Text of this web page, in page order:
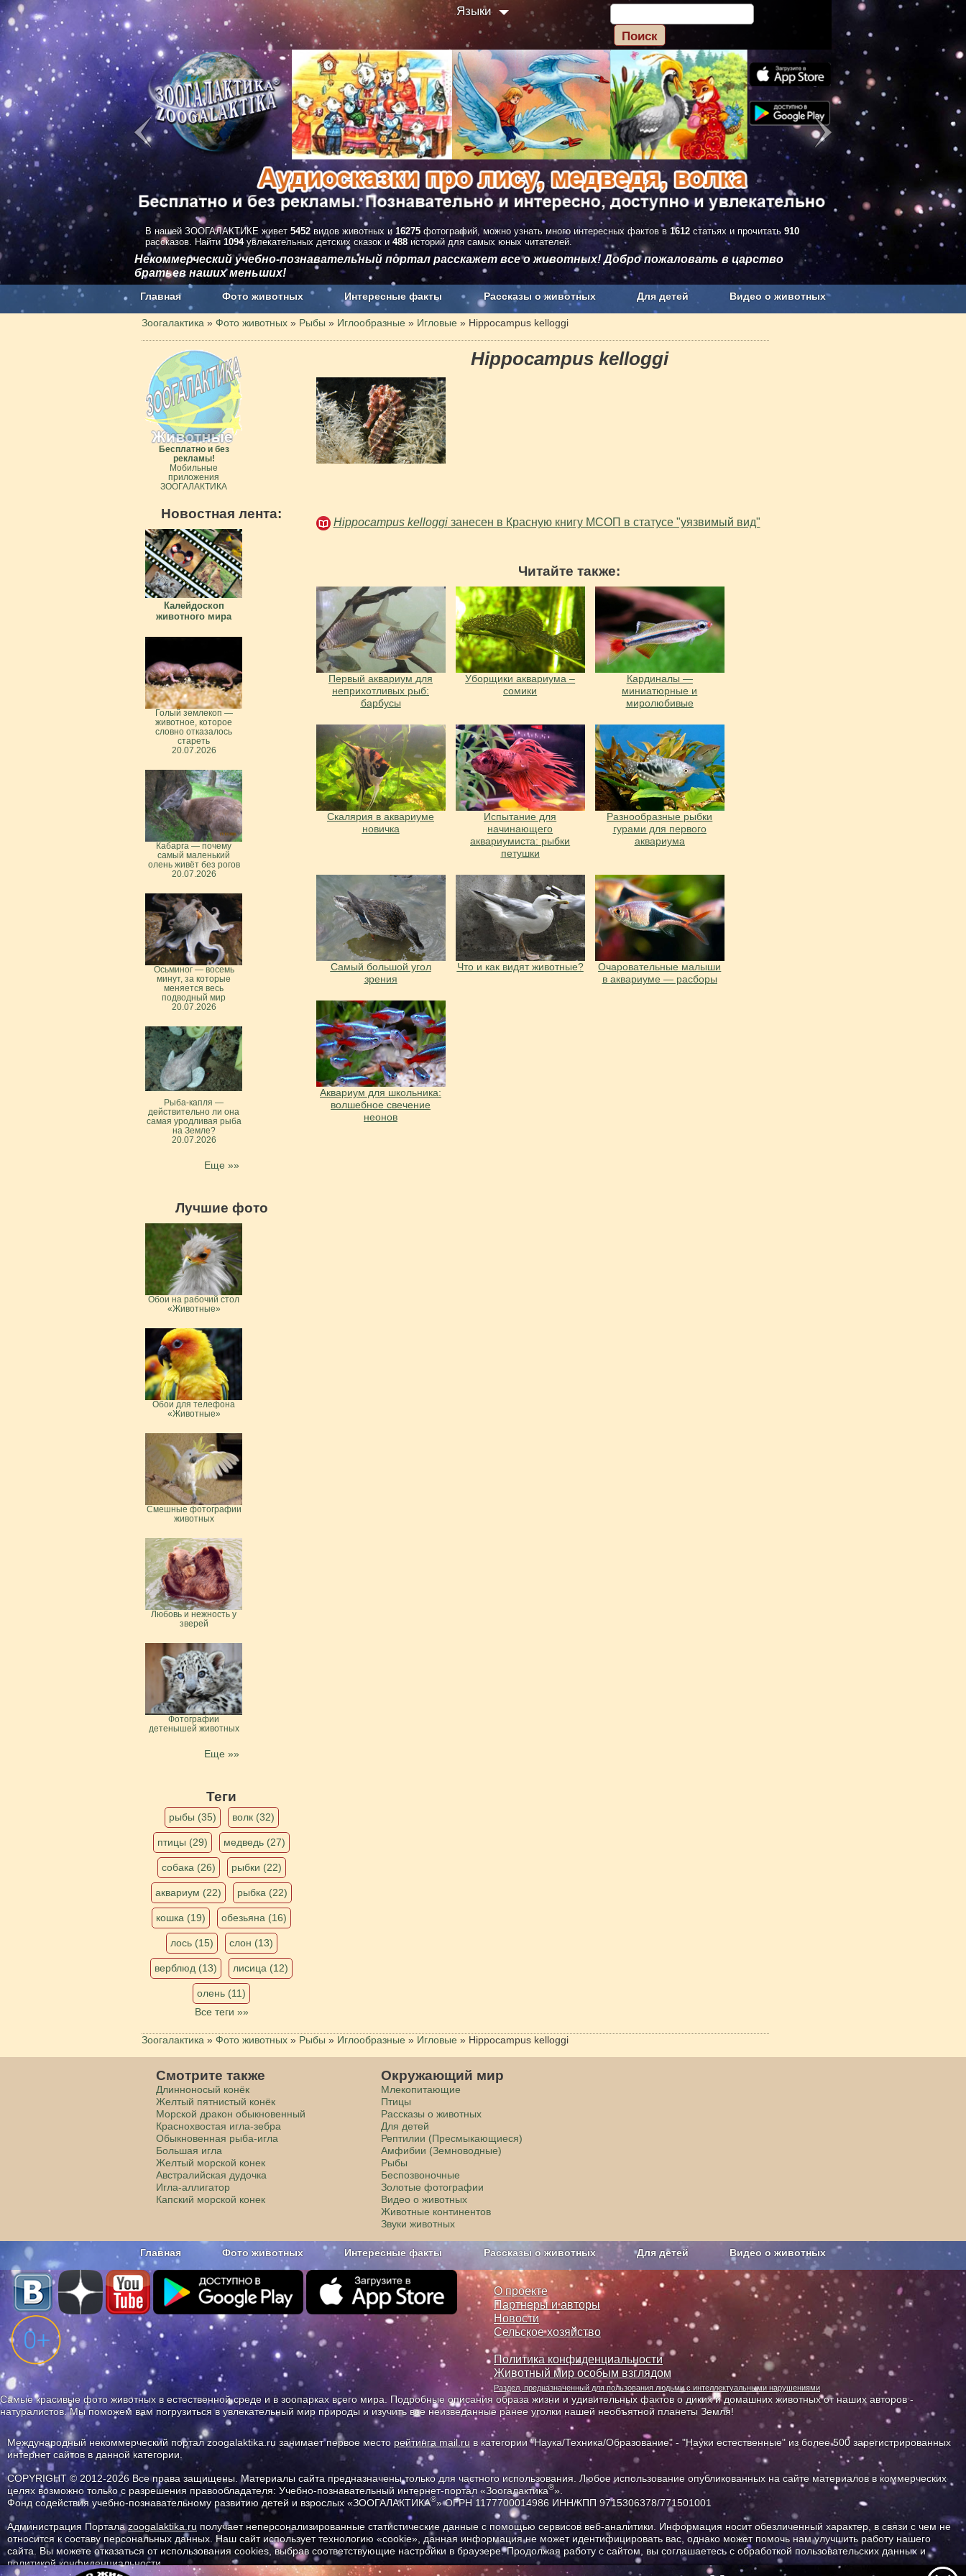
Языки
В нашей ЗООГАЛАКТИКЕ живет 5452 видов животных и 16275 фотографий, можно узнать много интересных фактов в 1612 статьях и прочитать 910
рассказов. Найти 1094увлекательных детских сказок и 488 историй для самых юных читателей.
Некоммерческий учебно-познавательный портал расскажет все о животных! Добро пожаловать в царство
братьев наших меньших!
Главная Фото животных Интересные факты Рассказы о животных Для детей Видео о животных
Наши приложения. Бесплатно и без рекламы О проекте
Зоогалактика » Фото животных » Рыбы » Иглообразные » Игловые » Hippocampus kelloggi
Hippocampus kelloggi
Hippocampus kelloggiзанесен в Красную книгу МСОП в статусе "уязвимый вид"
Читайте также:
Первый аквариум для
неприхотливых рыб:
барбусы
Уборщики аквариума –
сомики
Кардиналы —
миниатюрные и
миролюбивые
Скалярия в аквариуме
новичка
Испытание для
начинающего
аквариумиста: рыбки
петушки
Разнообразные рыбки
гурами для первого
аквариума
Cамый большой угол
зрения
Что и как видят животные?
Очаровательные малыши
в аквариуме — расборы
Аквариум для школьника:
волшебное свечение
неонов
Бесплатно и без
рекламы!
Мобильные
приложения
ЗООГАЛАКТИКА
Новостная лента:
Калейдоскоп
животного мира
Голый землекоп —
животное, которое
словно отказалось
стареть
20.07.2026
Кабарга — почему
самый маленький
олень живёт без рогов
20.07.2026
Осьминог — восемь
минут, за которые
меняется весь
подводный мир
20.07.2026
Рыба-капля —
действительно ли она
самая уродливая рыба
на Земле?
20.07.2026
Еще »»
Лучшие фото
Обои на рабочий стол
«Животные»
Обои для телефона
«Животные»
Смешные фотографии
животных
Любовь и нежность у
зверей
Фотографии
детенышей животных
Еще »»
Теги
рыбы (35) волк (32)
птицы (29) медведь (27)
собака (26) рыбки (22)
аквариум (22) рыбка (22)
кошка (19) обезьяна (16)
лось (15) слон (13)
верблюд (13) лисица (12)
олень (11)
Все теги »»
Зоогалактика » Фото животных » Рыбы » Иглообразные » Игловые » Hippocampus kelloggi
Смотрите также
Длинноносый конёк
Желтый пятнистый конёк
Морской дракон обыкновенный
Краснохвостая игла-зебра
Обыкновенная рыба-игла
Большая игла
Желтый морской конек
Австралийская дудочка
Игла-aллигатор
Капский морской конек
Окружающий мир
Млекопитающие
Птицы
Рассказы о животных
Для детей
Рептилии (Пресмыкающиеся)
Амфибии (Земноводные)
Рыбы
Беспозвоночные
Золотые фотографии
Видео о животных
Животные континентов
Звуки животных
Главная Фото животных Интересные факты Рассказы о животных Для детей Видео о животных
Наши приложения. Бесплатно и без рекламы О проекте Сельское хозяйство
О проекте
Партнеры и авторы
Новости
Сельское хозяйство
Политика конфиденциальности
Животный мир особым взглядом
Раздел, предназначенный для пользования людьми с интеллектуальными нарушениями
Самые красивые фото животных в естественной среде и в зоопарках всего мира. Подробные описания образа жизни и удивительных фактов о диких и домашних животных от наших авторов -
натуралистов. Мы поможем вам погрузиться в увлекательный мир природы и изучить все неизведанные ранее уголки нашей необъятной планеты Земля!
Международный некоммерческий портал zoogalaktika.ru занимает первое место рейтинга mail.ru в категории "Наука/Техника/Образование" - "Науки естественные" из более 500 зарегистрированных
интернет сайтов в данной категории.
COPYRIGHT © 2012-2026 Все права защищены. Материалы сайта предназначены только для частного использования. Любое использование опубликованных на сайте материалов в коммерческих
целях возможно только с разрешения правообладателя: Учебно-познавательный интернет-портал «Зоогалактика®».
Фонд содействия учебно-познавательному развитию детей и взрослых «ЗООГАЛАКТИКА®» ОГРН 1177700014986 ИНН/КПП 9715306378/771501001
Администрация Порталаzoogalaktika.ru получает неперсонализированные статистические данные с помощью сервисов веб-аналитики. Информация носит обезличенный характер, в связи с чем не
относится к составу персональных данных. Наш сайт использует технологию «cookie», данная информация не может идентифицировать вас, однако может помочь нам улучшить работу нашего
сайта. Вы можете отказаться от использования cookies, выбрав соответствующие настройки в браузере. Продолжая работу с сайтом, вы соглашаетесь с обработкой пользовательских данных и
политикой конфиденциальности.